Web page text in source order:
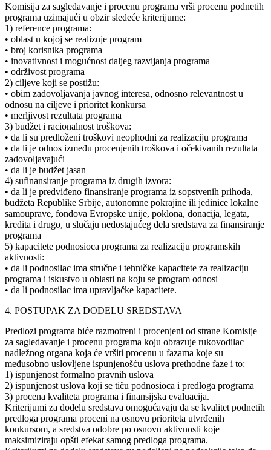
Komisija za sagledavanje i procenu programa vrši procenu podnetih
programa uzimajući u obzir sledeće kriterijume:
1) reference programa:
• oblast u kojoj se realizuje program
• broj korisnika programa
• inovativnost i mogućnost daljeg razvijanja programa
• održivost programa
2) ciljeve koji se postižu:
• obim zadovoljavanja javnog interesa, odnosno relevantnost u
odnosu na ciljeve i prioritet konkursa
• merljivost rezultata programa
3) budžet i racionalnost troškova:
• da li su predloženi troškovi neophodni za realizaciju programa
• da li je odnos između procenjenih troškova i očekivanih rezultata
zadovoljavajući
• da li je budžet jasan
4) sufinansiranje programa iz drugih izvora:
• da li je predviđeno finansiranje programa iz sopstvenih prihoda,
budžeta Republike Srbije, autonomne pokrajine ili jedinice lokalne
samouprave, fondova Evropske unije, poklona, donacija, legata,
kredita i drugo, u slučaju nedostajućeg dela sredstava za finansiranje
programa
5) kapacitete podnosioca programa za realizaciju programskih
aktivnosti:
• da li podnosilac ima stručne i tehničke kapacitete za realizaciju
programa i iskustvo u oblasti na koju se program odnosi
• da li podnosilac ima upravljačke kapacitete.
4. POSTUPAK ZA DODELU SREDSTAVA
Predlozi programa biće razmotreni i procenjeni od strane Komisije
za sagledavanje i procenu programa koju obrazuje rukovodilac
nadležnog organa koja će vršiti procenu u fazama koje su
međusobno uslovljene ispunjenošću uslova prethodne faze i to:
1) ispunjenost formalno pravnih uslova
2) ispunjenost uslova koji se tiču podnosioca i predloga programa
3) procena kvaliteta programa i finansijska evaluacija.
Kriterijumi za dodelu sredstava omogućavaju da se kvalitet podnetih
predloga programa proceni na osnovu prioriteta utvrđenih
konkursom, a sredstva odobre po osnovu aktivnosti koje
maksimiziraju opšti efekat samog predloga programa.